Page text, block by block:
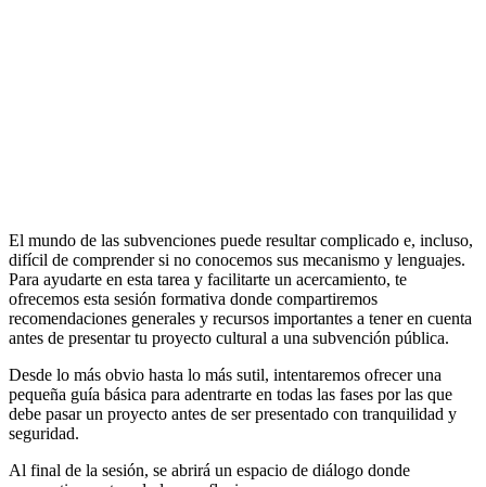
El mundo de las subvenciones puede resultar complicado e, incluso,
difícil de comprender si no conocemos sus mecanismo y lenguajes.
Para ayudarte en esta tarea y facilitarte un acercamiento, te
ofrecemos esta sesión formativa donde compartiremos
recomendaciones generales y recursos importantes a tener en cuenta
antes de presentar tu proyecto cultural a una subvención pública.
Desde lo más obvio hasta lo más sutil, intentaremos ofrecer una
pequeña guía básica para adentrarte en todas las fases por las que
debe pasar un proyecto antes de ser presentado con tranquilidad y
seguridad.
Al final de la sesión, se abrirá un espacio de diálogo donde